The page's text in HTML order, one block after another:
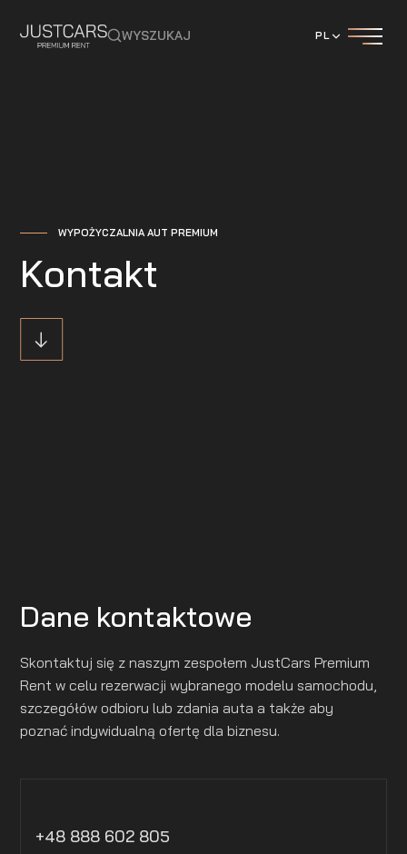
WYSZUKAJ PL
WYPOŻYCZALNIA AUT PREMIUM
Kontakt
Dane kontaktowe
Skontaktuj się z naszym zespołem JustCars Premium
Rent w celu rezerwacji wybranego modelu samochodu,
szczegółów odbioru lub zdania auta a także aby
poznać indywidualną ofertę dla biznesu.
+48 888 602 805